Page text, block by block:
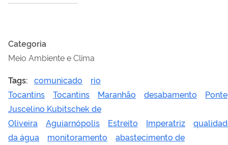
Categoria
Meio Ambiente e Clima
Tags: comunicado
rio
Tocantins
Tocantins Maranhão desabamento
Ponte
Juscelino Kubitschek de
Oliveira
Aguiarnópolis Estreito Imperatriz
da água
monitoramento
abastecimento de